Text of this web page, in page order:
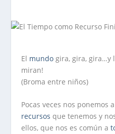
El mundo gira, gira, gira…y
miran!
(Broma entre niños)
Pocas veces nos ponemos a
recursos que tenemos y
ellos, que nos es común a